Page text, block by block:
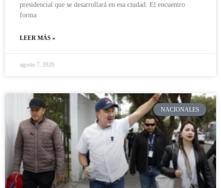
presidencial que se desarrollará en esa ciudad. El encuentro
forma
LEER MÁS »
agosto 7, 2026
NACIONALES